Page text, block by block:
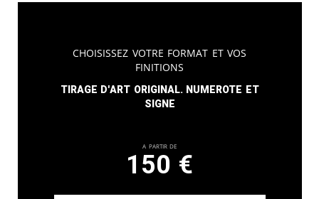
Choisissez votre format et vos
finitions
Tirage d'art original. Numerote et
signe
A partir de
150 €